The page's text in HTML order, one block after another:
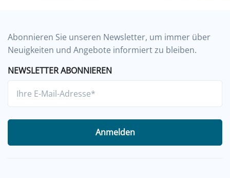
Abonnieren Sie unseren Newsletter, um immer über
Neuigkeiten und Angebote informiert zu bleiben.
NEWSLETTER ABONNIEREN
Anmelden